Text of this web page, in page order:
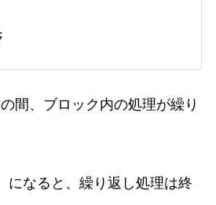
の間、ブロック内の処理が繰り
になると、繰り返し処理は終